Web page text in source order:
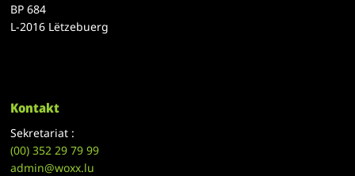
BP 684
L-2016 Lëtzebuerg
Kontakt
Sekretariat :
(00)352 29 79 99
admin@woxx.lu